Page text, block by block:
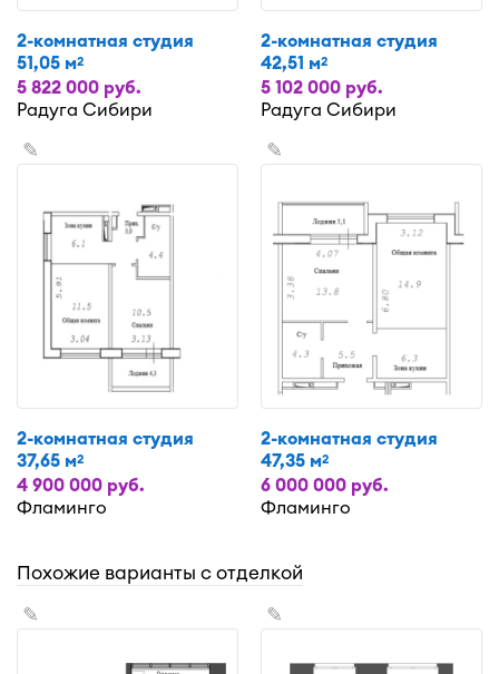
2-комнатная студия
51,05 м2
5 822 000 руб.
Радуга Сибири
2-комнатная студия
42,51 м2
5 102 000 руб.
Радуга Сибири
✎
2-комнатная студия
37,65 м2
4 900 000 руб.
Фламинго
✎
2-комнатная студия
47,35 м2
6 000 000 руб.
Фламинго
Похожие варианты с отделкой
✎ ✎